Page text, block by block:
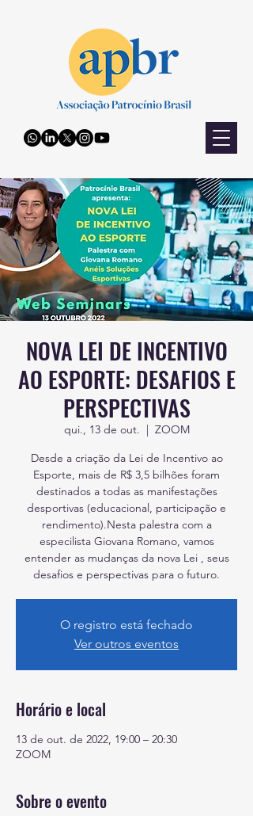
NOVA LEI DE INCENTIVO
AO ESPORTE: DESAFIOS E
PERSPECTIVAS
qui., 13 de out.
  |
ZOOM
Desde a criação da Lei de Incentivo ao
Esporte, mais de R$ 3,5 bilhões foram
destinados a todas as manifestações
desportivas (educacional, participação e
rendimento).Nesta palestra com a
especilista Giovana Romano, vamos
entender as mudanças da nova Lei , seus
desafios e perspectivas para o futuro.
O registro está fechado
Ver outros eventos
Horário e local
13 de out. de 2022, 19:00 – 20:30
ZOOM
Sobre o evento